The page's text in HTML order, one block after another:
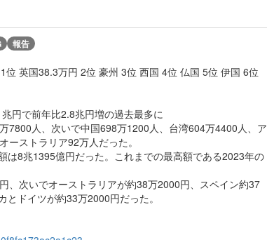
報告
位 英国38.3万円 2位 豪州 3位 西国 4位 仏国 5位 伊国 6位
円で前年比2.8兆円増の過去最多に
7800人、次いで中国698万1200人、台湾604万4400人、ア
ストラリア92万人だった。
は8兆1395億円だった。これまでの最高額である2023年の
、次いでオーストラリアが約38万2000円、スペイン約37
ドイツが約33万2000円だった。